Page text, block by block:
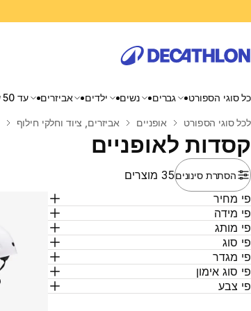
כל סוגי הספורט גברים נשים ילדים אביזרים עד 50 ש"ח
בית
לכל סוגי הספורט אופניים אביזרים, ציוד וחלקי חילוף
קסדות לאופניים
הסתרת סינונים35 מוצרים
מחיר
מידה
מותג
סוג
מגדר
סוג אימון
צבע